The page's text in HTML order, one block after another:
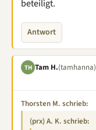
beteiligt.
Antwort
TH Tam H.(tamhanna)
Thorsten M. schrieb:
(prx) A. K. schrieb: